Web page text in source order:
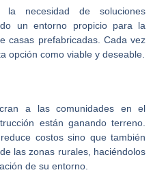
necesidad de soluciones
un entorno propicio para la
casas prefabricadas. Cada vez
opción como viable y deseable.
a las comunidades en el
están ganando terreno.
costos sino que también
las zonas rurales, haciéndolos
de su entorno.